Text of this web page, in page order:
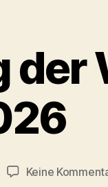
Keine